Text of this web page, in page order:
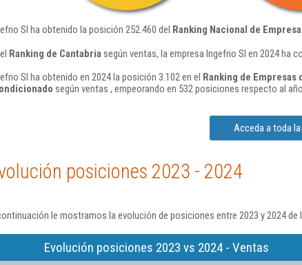
Sl ha obtenido la posición 252.460 del Ranking Nacional de
Ranking de Cantabria según ventas, la empresa Ingefrio Sl en 2024 ha
Sl ha obtenido en 2024 la posición 3.102 en el Ranking de
según ventas , empeorando en 532 posiciones respecto al
Acceda a toda
posiciones 2023 - 2024
le mostramos la evolución de posiciones entre 2023 y 2024
Evolución posiciones 2023 vs 2024 - Ventas